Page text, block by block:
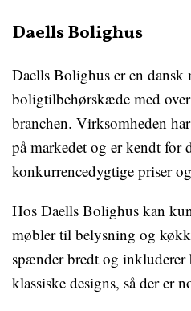
Daells Bolighus
Daells Bolighus er en dansk
boligtilbehørskæde med
branchen. Virksomheden
på markedet og er kendt for
konkurrencedygtige priser
Hos Daells Bolighus kan
møbler til belysning og
spænder bredt og inkluderer
klassiske designs, så der er